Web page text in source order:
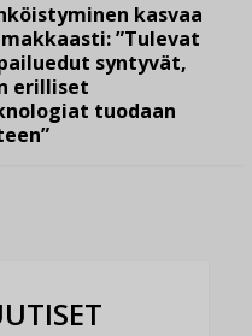
kasvaa
”Tulevat
syntyvät,
erilliset
tuodaan